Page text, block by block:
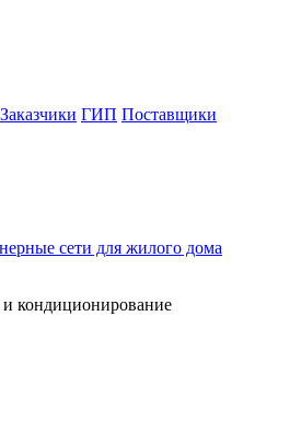
Заказчики ГИП Поставщики
сети для жилого дома
кондиционирование